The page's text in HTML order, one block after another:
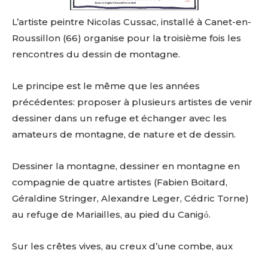
L’artiste peintre Nicolas Cussac, installé à Canet-en-
Roussillon (66) organise pour la troisième fois les
rencontres du dessin de montagne.
Le principe est le même que les années
précédentes: proposer à plusieurs artistes de venir
dessiner dans un refuge et échanger avec les
amateurs de montagne, de nature et de dessin.
Dessiner la montagne, dessiner en montagne en
compagnie de quatre artistes (Fabien Boitard,
Géraldine Stringer, Alexandre Leger, Cédric Torne)
au refuge de Mariailles, au pied du Canigό.
Sur les crêtes vives, au creux d’une combe, aux